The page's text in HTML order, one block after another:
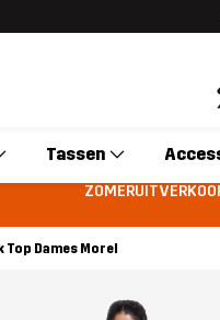
Tassen
Dames Morel